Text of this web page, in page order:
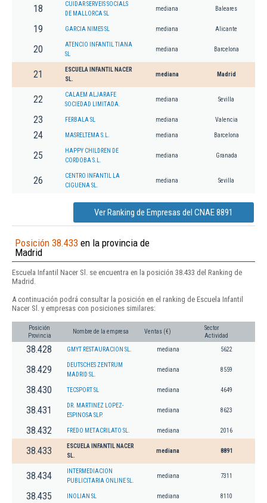
18
CUIDAR SERVEIS SOCIALS
DE MALLORCA SL
mediana Baleares
19 GARCIA NIMES SL mediana Alicante
20
ATENCIO INFANTIL TIANA
SL
mediana Barcelona
21
ESCUELA INFANTIL NACER
SL.
mediana Madrid
22
CALAEM ALJARAFE
SOCIEDAD LIMITADA.
mediana Sevilla
23 FERBALA SL mediana Valencia
24 MASRELTEMA S.L. mediana Barcelona
25
HAPPY CHILDREN DE
CORDOBA S.L.
mediana Granada
26
CENTRO INFANTIL LA
CIGUENA SL.
mediana Sevilla
Ver Ranking de Empresas del CNAE 8891
Posición 38.433 en la provincia de
Madrid
Escuela Infantil Nacer Sl. se encuentra en la posición 38.433 del Ranking de
Madrid.
A continuación podrá consultar la posición en el ranking de Escuela Infantil
Nacer Sl. y empresas con posiciones similares:
Posición
Provincia
Nombre de la empresa Ventas (€)
Sector
Actividad
38.428 GMYT RESTAURACION SL. mediana 5622
38.429
DEUTSCHES ZENTRUM
MADRID SL.
mediana 8559
38.430 TECSPORT SL mediana 4649
38.431
DR. MARTINEZ LOPEZ-
ESPINOSA SLP.
mediana 8623
38.432 FREDO METACRILATO SL. mediana 2016
38.433
ESCUELA INFANTIL NACER
SL.
mediana 8891
38.434
INTERMEDIACION
PUBLICITARIA ONLINE SL.
mediana 7311
38.435 INOLIAN SL mediana 8110